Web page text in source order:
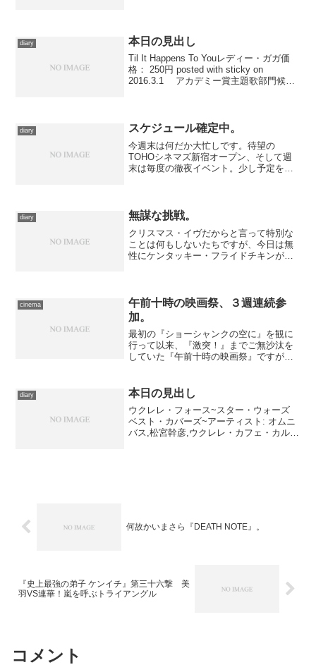
diary 本日の見出し
Til It Happens To Youレディー・ガガ価
格： 250円 posted with sticky on
2016.3.1 アカデミー賞主題歌部門候補
diary スケジュール確定中。
今週末は何だか大忙しです。待望の
TOHOシネマズ新宿オープン、そして週
末は毎度の徹夜イベント。少し予定を変
リでやるのは、予定のメインが...
diary 無謀な挑戦。
クリスマス・イヴだからと言って特別な
ことは何もしないたちですが、今日は無
性にケンタッキー・フライドチキンが食
店に寄る。 ……一種の戦...
cinema
午前十時の映画祭、３週連続参
加。
最初の『ショーシャンクの空に』を観に
行って以来、『激突！』までご無沙汰を
していた『午前十時の映画祭』ですが、
の、黒画面での序曲とインターヴァルが
入る、という構成と昨今珍し...
diary 本日の見出し
ウクレレ・フォース~スター・ウォーズ
ベスト・カバーズ~アーティスト: オムニ
バス,松宮幹彦,ウクレレ・カフェ・カルテ
何故かいまさら『DEATH NOTE』。
『史上最強の弟子 ケンイチ』第三十六撃 美
羽VS連華！嵐を呼ぶトライアングル
コメント